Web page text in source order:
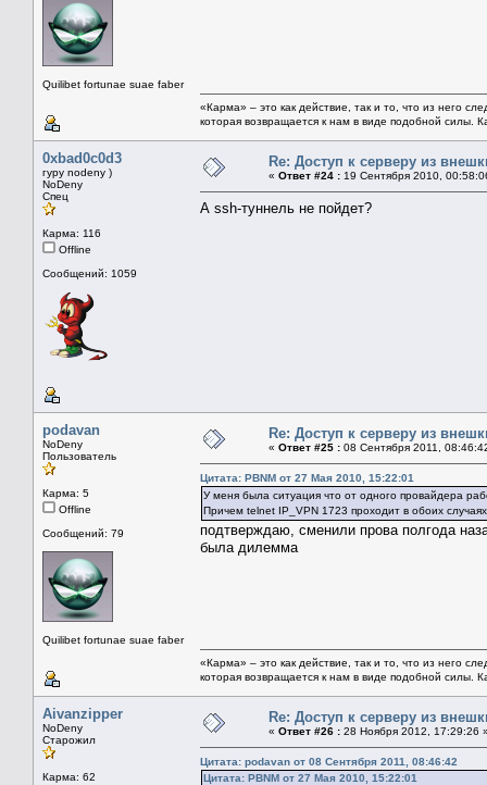
Quilibet fortunae suae faber
«Карма» – это как действие, так и то, что из него
которая возвращается к нам в виде подобной силы.
0xbad0c0d3
гуру nodeny )
NoDeny
Спец
Карма: 116
Offline
Сообщений: 1059
Re: Доступ к серверу из
« Ответ #24 : 19 Сентября 2010,
А ssh-туннель не пойдет?
podavan
NoDeny
Пользователь
Карма: 5
Offline
Сообщений: 79
Quilibet fortunae suae faber
Re: Доступ к серверу из
« Ответ #25 : 08 Сентября 2011,
Цитата: PBNM от 27 Мая 2010, 15:22:01
У меня была ситуация что от одного провайдера
Причем telnet IP_VPN 1723 проходит в обоих
подтверждаю, сменили прова полгода
была дилемма
«Карма» – это как действие, так и то, что из него
которая возвращается к нам в виде подобной силы.
Aivanzipper
NoDeny
Старожил
Карма: 62
Re: Доступ к серверу из
« Ответ #26 : 28 Ноября 2012, 17:29:26
Цитата: podavan от 08 Сентября 2011, 08:46:42
Цитата: PBNM от 27 Мая 2010, 15:22:01